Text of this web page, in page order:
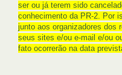
ser ou já terem sido
conhecimento da PR-2. Por
junto aos organizadores dos
seus sites e/ou e-mail e/ou
fato ocorrerão na data